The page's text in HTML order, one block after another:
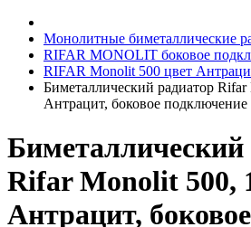
Монолитные биметаллические
RIFAR MONOLIT боковое
RIFAR Monolit 500 цвет
Биметаллический радиатор
Антрацит, боковое подключение
Биметаллический
Rifar Monolit 500,
Антрацит, боковое